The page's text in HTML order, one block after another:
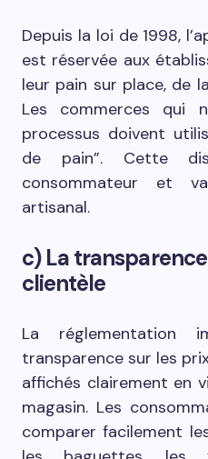
Depuis la loi de 1998,
est réservée aux
leur pain sur place, de
Les commerces qui
processus doivent
de pain”. Cette
consommateur et
artisanal.
c) La
clientèle
La réglementation
transparence sur les
affichés clairement en
magasin. Les
comparer facilement